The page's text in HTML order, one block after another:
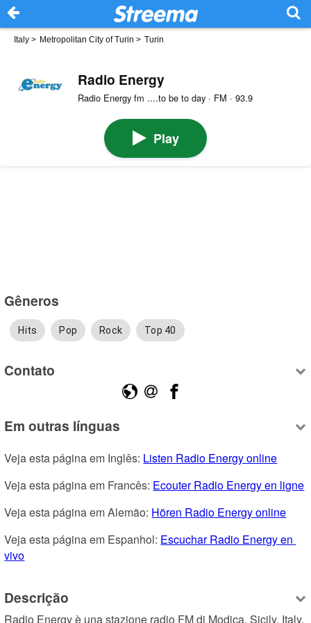
Italy > Metropolitan City of Turin > Turin
Radio Energy
Radio Energy fm ....to be to day · FM · 93.9
Play
Gêneros
Hits Pop Rock Top 40
Contato
Em outras línguas
Veja esta página em Inglês: Listen Radio Energy online
Veja esta página em Francês: Ecouter Radio Energy en ligne
Veja esta página em Alemão: Hören Radio Energy online
Veja esta página em Espanhol: Escuchar Radio Energy en
vivo
Descrição
Radio Energy è una stazione radio FM di Modica, Sicily, Italy,